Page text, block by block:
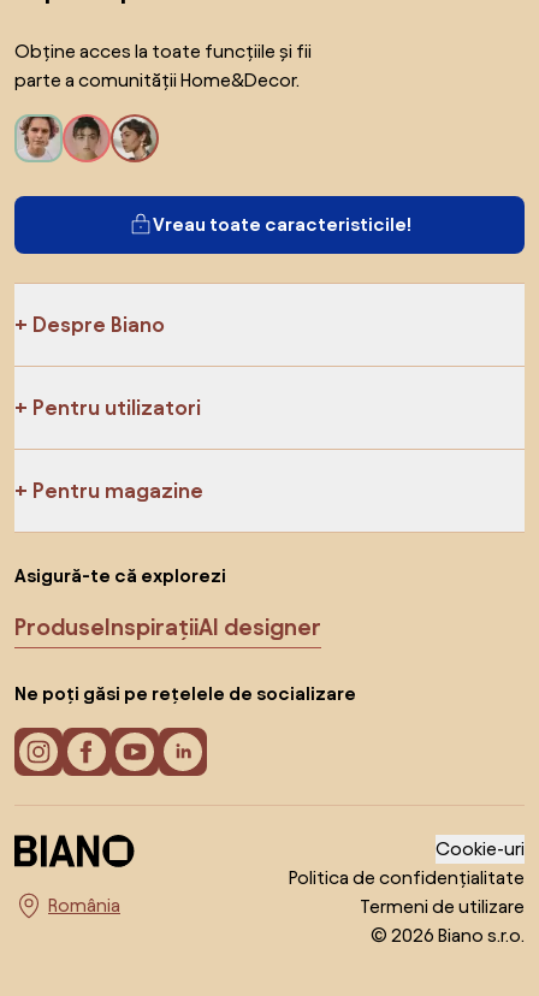
Obține acces la toate funcțiile și fii
parte a comunității Home&Decor.
Vreau toate caracteristicile!
Despre Biano
Pentru utilizatori
Pentru magazine
Asigură-te că explorezi
ProduseInspirațiiAI designer
Ne poți găsi pe rețelele de socializare
Alege țara
Cookie-uri
Politica de confidențialitate
Termeni de utilizare
© 2026 Biano s.r.o.